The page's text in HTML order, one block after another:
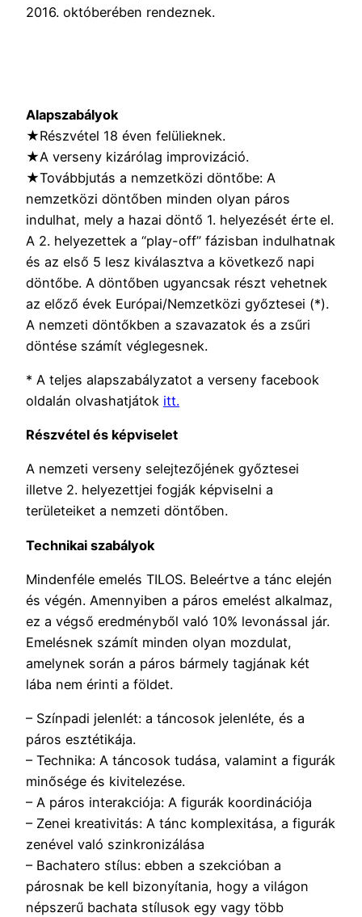
2016. októberében rendeznek.
Alapszabályok
★Részvétel 18 éven felülieknek.
★A verseny kizárólag improvizáció.
★Továbbjutás a nemzetközi döntőbe: A
nemzetközi döntőben minden olyan páros
indulhat, mely a hazai döntő 1. helyezését érte el.
A 2. helyezettek a “play-off” fázisban indulhatnak
és az első 5 lesz kiválasztva a következő napi
döntőbe. A döntőben ugyancsak részt vehetnek
az előző évek Európai/Nemzetközi győztesei (*).
A nemzeti döntőkben a szavazatok és a zsűri
döntése számít véglegesnek.
* A teljes alapszabályzatot a verseny facebook
oldalán olvashatjátok itt.
Részvétel és képviselet
A nemzeti verseny selejtezőjének győztesei
illetve 2. helyezettjei fogják képviselni a
területeiket a nemzeti döntőben.
Technikai szabályok
Mindenféle emelés TILOS. Beleértve a tánc elején
és végén. Amennyiben a páros emelést alkalmaz,
ez a végső eredményből való 10% levonással jár.
Emelésnek számít minden olyan mozdulat,
amelynek során a páros bármely tagjának két
lába nem érinti a földet.
– Színpadi jelenlét: a táncosok jelenléte, és a
páros esztétikája.
– Technika: A táncosok tudása, valamint a figurák
minősége és kivitelezése.
– A páros interakciója: A figurák koordinációja
– Zenei kreativitás: A tánc komplexitása, a figurák
zenével való szinkronizálása
– Bachatero stílus: ebben a szekcióban a
párosnak be kell bizonyítania, hogy a világon
népszerű bachata stílusok egy vagy több